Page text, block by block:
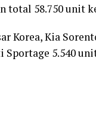
total 58.750 unit
Korea, Kia
5.540